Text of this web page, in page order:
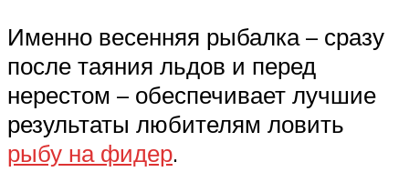
Именно весенняя рыбалка – сразу
после таяния льдов и перед
нерестом – обеспечивает лучшие
результаты любителям ловить
рыбу на фидер.